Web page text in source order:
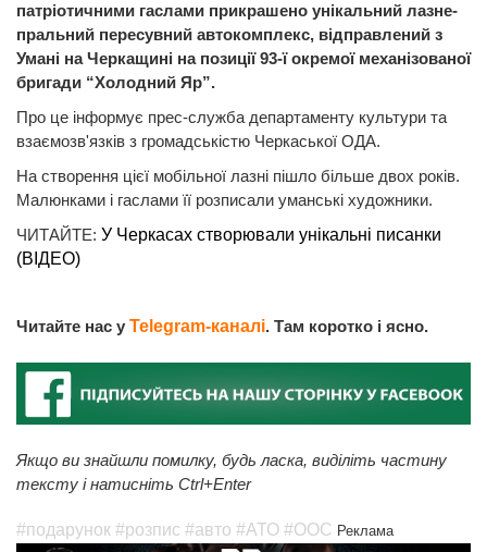
патріотичними гаслами прикрашено унікальний лазне-
пральний пересувний автокомплекс, відправлений з
Умані на Черкащині на позиції 93-ї окремої механізованої
бригади “Холодний Яр”.
Про це інформує прес-служба департаменту культури та
взаємозв'язків з громадськістю Черкаської ОДА.
На створення цієї мобільної лазні пішло більше двох років.
Малюнками і гаслами її розписали уманські художники.
ЧИТАЙТЕ: У Черкасах створювали унікальні писанки
(ВІДЕО)
Читайте нас у Telegram-каналі. Там коротко і ясно.
Якщо ви знайшли помилку, будь ласка, виділіть частину
тексту і натисніть Ctrl+Enter
#подарунок #розпис #авто #АТО #ООС Реклама